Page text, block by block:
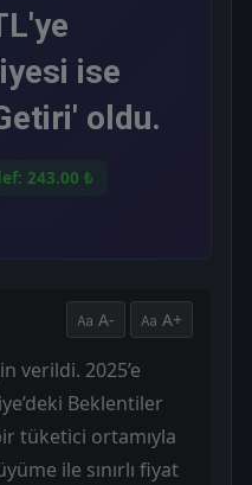
ise
oldu.
243.00 ₺
A- A+
verildi. 2025’e
Beklentiler
tüketici ortamıyla
ile sınırlı fiyat